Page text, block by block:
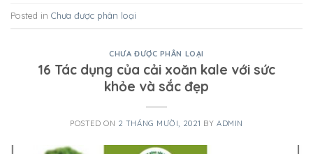
Posted in Chưa được phân loại
CHƯA ĐƯỢC PHÂN LOẠI
16 Tác dụng của cải xoăn kale với sức
khỏe và sắc đẹp
POSTED ON 2 THÁNG MƯỜI, 2021 BYADMIN